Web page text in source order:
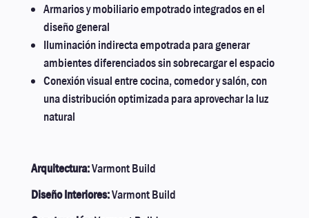
Armarios y mobiliario empotrado integrados en el
diseño general
Iluminación indirecta empotrada para generar
ambientes diferenciados sin sobrecargar el espacio
Conexión visual entre cocina, comedor y salón, con
una distribución optimizada para aprovechar la luz
natural
Arquitectura:Varmont Build
Diseño Interiores:Varmont Build